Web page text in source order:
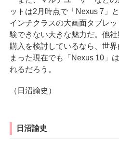
ットは2月時点で「Nexus 7」
インチクラスの大画面タブレ
験できない大きな魅力だ。他
購入を検討しているなら、世
まった現在でも「Nexus 10」
れるだろう。
（日沼諭史）
日沼諭史